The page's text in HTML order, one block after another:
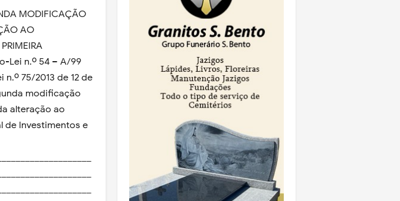
MODIFICAÇÃO
AO
Lei n.º 54 – A/99
75/2013 de 12 de
modificação
alteração ao
de Investimentos e